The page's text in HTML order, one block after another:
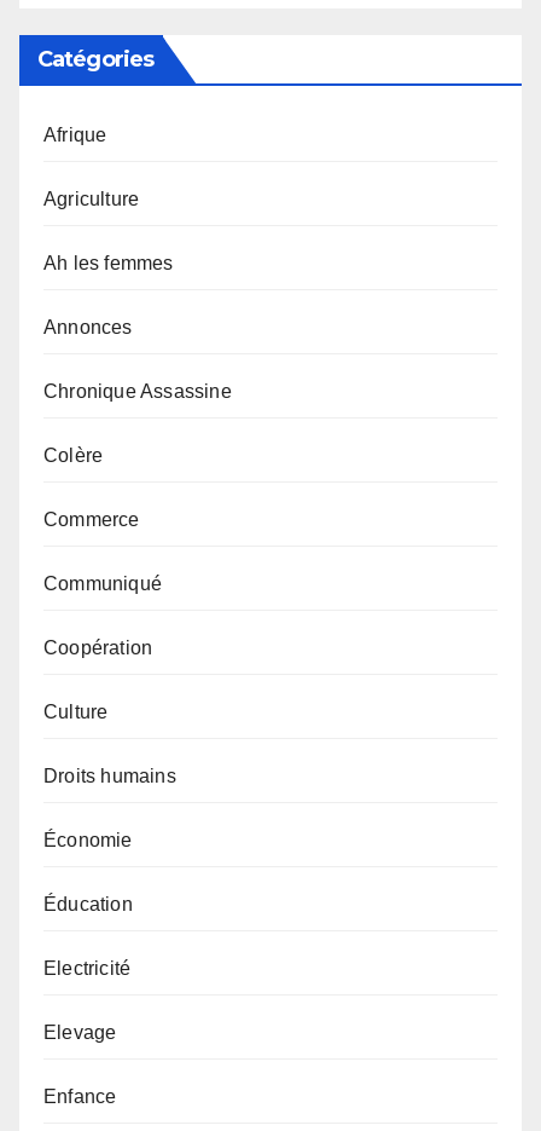
Catégories
Afrique
Agriculture
Ah les femmes
Annonces
Chronique Assassine
Colère
Commerce
Communiqué
Coopération
Culture
Droits humains
Économie
Éducation
Electricité
Elevage
Enfance